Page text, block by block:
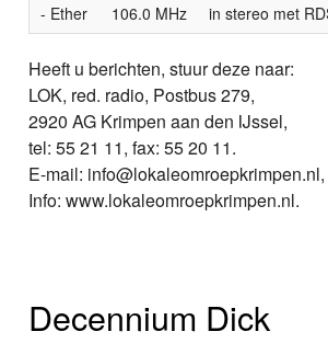
- Ether
106.0 MHz in stereo met
Heeft u berichten, stuur deze naar:
LOK, red. radio, Postbus 279,
2920 AG Krimpen aan den IJssel,
tel: 55 21 11, fax: 55 20 11.
E-mail: info@lokaleomroepkrimpen.nl,
Info: www.lokaleomroepkrimpen.nl.
Decennium Dick